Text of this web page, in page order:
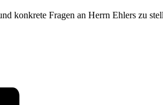
konkrete Fragen an Herrn Ehlers zu